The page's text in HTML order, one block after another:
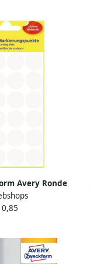
Avery Ronde
18 mm wit 96